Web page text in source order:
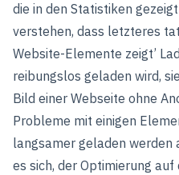
die in den Statistiken
verstehen, dass letzteres
Website-Elemente zeigt’
reibungslos geladen wird,
Bild einer Webseite ohne
Probleme mit einigen
langsamer geladen werden
es sich, der Optimierung auf